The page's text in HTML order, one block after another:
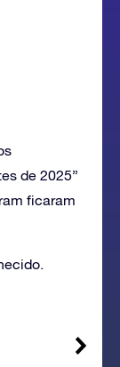
de 2025”
ficaram